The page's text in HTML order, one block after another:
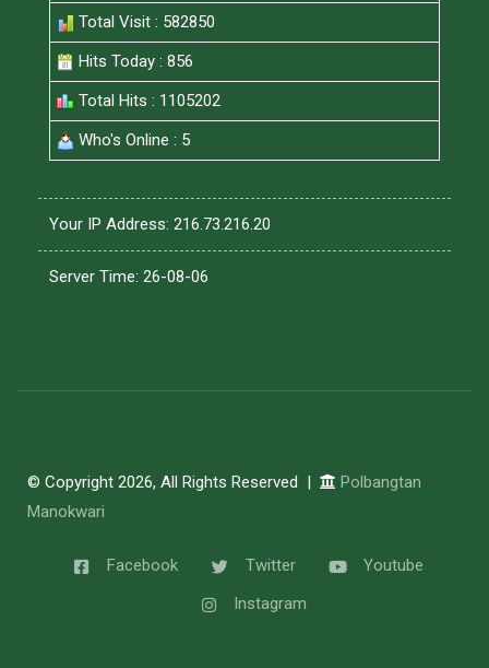
Total Visit : 582850
Hits Today : 856
Total Hits : 1105202
Who's Online : 5
Your IP Address: 216.73.216.20
Server Time: 26-08-06
© Copyright 2026, All Rights Reserved |
Polbangtan
Manokwari
Facebook Twitter
Youtube
Instagram